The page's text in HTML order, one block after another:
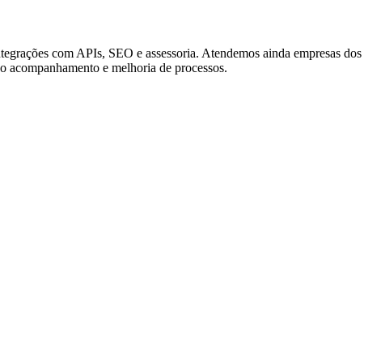
com APIs, SEO e assessoria. Atendemos ainda empresas dos
e melhoria de processos.